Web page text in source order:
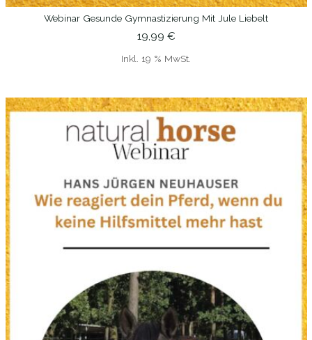
IN DEN WARENKORB
Webinar Gesunde Gymnastizierung Mit Jule Liebelt
19,99 €
Inkl. 19 % MwSt.